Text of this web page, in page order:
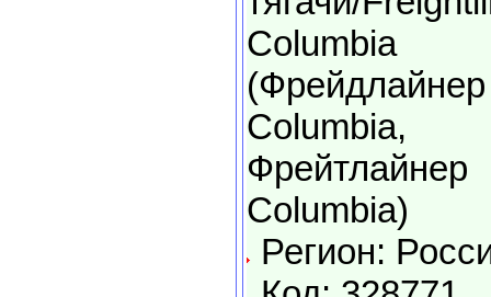
Columbia
(Фрейдлайнер
Columbia,
Фрейтлайнер
Columbia)
Регион: